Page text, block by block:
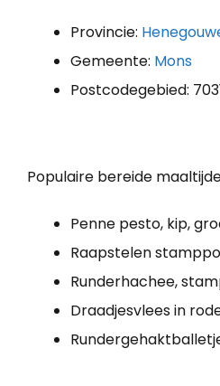
Provincie:
Gemeente: Mons
Postcodegebied:
Populaire bereide
Penne pesto, kip,
Raapstelen
Runderhachee,
Draadjesvlees in